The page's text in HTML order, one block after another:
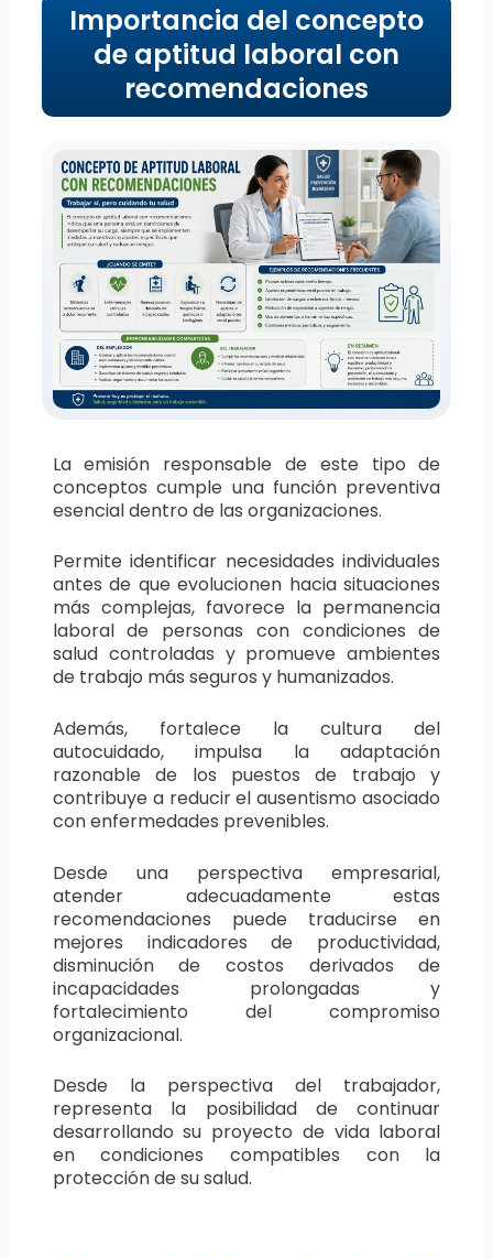
Importancia del concepto
de aptitud laboral con
recomendaciones
La emisión responsable de este tipo de
conceptos cumple una función preventiva
esencial dentro de las organizaciones.
Permite identificar necesidades individuales
antes de que evolucionen hacia situaciones
más complejas, favorece la permanencia
laboral de personas con condiciones de
salud controladas y promueve ambientes
de trabajo más seguros y humanizados.
Además, fortalece la cultura del
autocuidado, impulsa la adaptación
razonable de los puestos de trabajo y
contribuye a reducir el ausentismo asociado
con enfermedades prevenibles.
Desde una perspectiva empresarial,
atender adecuadamente estas
recomendaciones puede traducirse en
mejores indicadores de productividad,
disminución de costos derivados de
incapacidades prolongadas y
fortalecimiento del compromiso
organizacional.
Desde la perspectiva del trabajador,
representa la posibilidad de continuar
desarrollando su proyecto de vida laboral
en condiciones compatibles con la
protección de su salud.